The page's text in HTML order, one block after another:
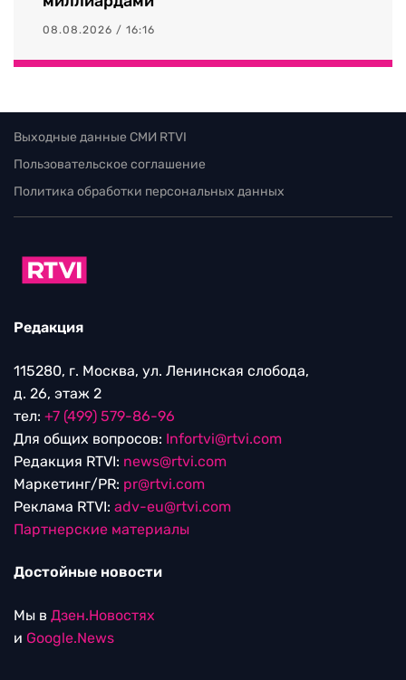
08.08.2026 / 16:16
Выходные данные СМИ RTVI
Пользовательское соглашение
Политика обработки персональных данных
Редакция
115280, г. Москва, ул. Ленинская слобода,
д. 26, этаж 2
тел: +7 (499) 579-86-96
Для общих вопросов: Infortvi@rtvi.com
Редакция RTVI: news@rtvi.com
Маркетинг/PR: pr@rtvi.com
Реклама RTVI: adv-eu@rtvi.com
Партнерские материалы
Достойные новости
Мы в Дзен.Новостях
и Google.News